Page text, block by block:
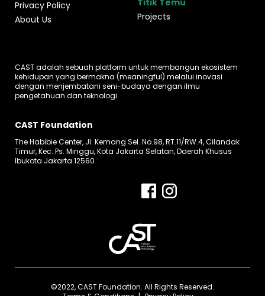
Privacy Policy
About Us
Titik Temu
Projects
CAST adalah sebuah platform untuk membangun ekosistem
kehidupan yang bermakna (meaningful) melalui inovasi
dengan menjembatani seni-budaya dengan ilmu
pengetahuan dan teknologi.
CAST Foundation
The Habibie Center, Jl. Kemang Sel. No.98, RT.11/RW.4, Cilandak
Timur, Kec. Ps. Minggu, Kota Jakarta Selatan, Daerah Khusus
Ibukota Jakarta 12560
©2022, CAST Foundation. All Rights Reserved.